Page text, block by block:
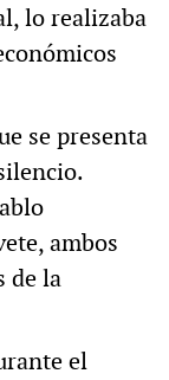
lo realizaba
se presenta
ambos
de la
el